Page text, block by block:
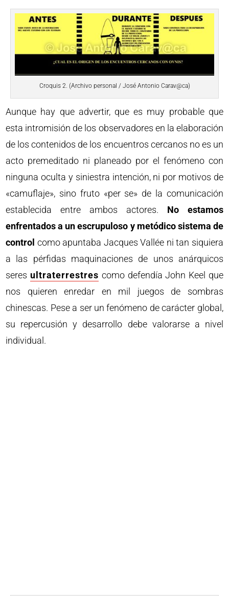
Croquis 2. (Archivo personal / José Antonio Carav@ca)
Aunque hay que advertir, que es muy probable que
esta intromisión de los observadores en la elaboración
de los contenidos de los encuentros cercanos no es un
acto premeditado ni planeado por el fenómeno con
ninguna oculta y siniestra intención, ni por motivos de
«camuflaje», sino fruto «per se» de la comunicación
establecida entre ambos actores. No estamos
enfrentados a un escrupuloso y metódico sistema de
control como apuntaba Jacques Vallée ni tan siquiera
a las pérfidas maquinaciones de unos anárquicos
seres ultraterrestres como defendía John Keel que
nos quieren enredar en mil juegos de sombras
chinescas. Pese a ser un fenómeno de carácter global,
su repercusión y desarrollo debe valorarse a nivel
individual.